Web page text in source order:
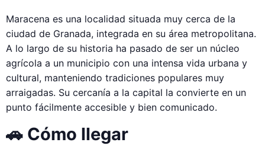
Maracena es una localidad situada muy cerca de la
ciudad de Granada, integrada en su área metropolitana.
A lo largo de su historia ha pasado de ser un núcleo
agrícola a un municipio con una intensa vida urbana y
cultural, manteniendo tradiciones populares muy
arraigadas. Su cercanía a la capital la convierte en un
punto fácilmente accesible y bien comunicado.
🚗 Cómo llegar